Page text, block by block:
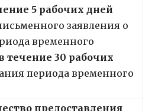
5 рабочих дней
заявления о
временного
течение 30 рабочих
периода временного
предоставления